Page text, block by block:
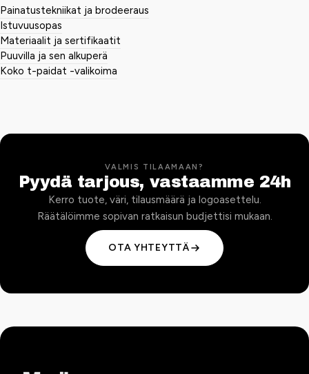
Painatustekniikat ja brodeeraus
Istuvuusopas
Materiaalit ja sertifikaatit
Puuvilla ja sen alkuperä
Koko t-paidat -valikoima
VALMIS TILAAMAAN?
Pyydä tarjous, vastaamme 24h
Kerro tuote, väri, tilausmäärä ja logoasettelu.
Räätälöimme sopivan ratkaisun budjettisi mukaan.
OTA YHTEYTTÄ